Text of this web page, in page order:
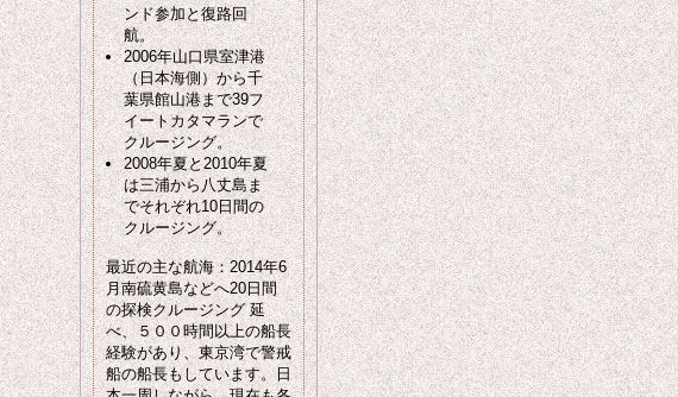
ンド参加と復路回
航。
2006年山口県室津港
（日本海側）から千
葉県館山港まで39フ
イートカタマランで
クルージング。
2008年夏と2010年夏
は三浦から八丈島ま
でそれぞれ10日間の
クルージング。
最近の主な航海：2014年6
月南硫黄島などへ20日間
の探検クルージング 延
べ、５００時間以上の船長
経験があり、東京湾で警戒
船の船長もしています。日